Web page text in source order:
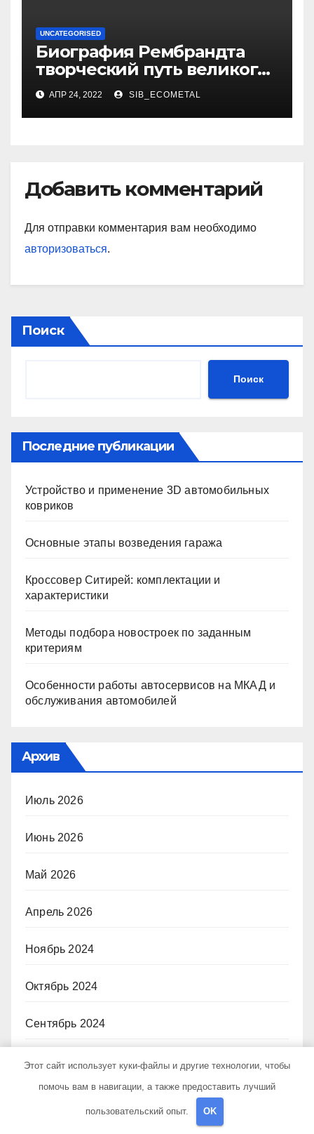
UNCATEGORISED
Биография Рембрандта
творческий путь великого
художника
АПР 24, 2022 SIB_ECOMETAL
Добавить комментарий
Для отправки комментария вам необходимо
авторизоваться.
Поиск
Поиск
Последние публикации
Устройство и применение 3D автомобильных
ковриков
Основные этапы возведения гаража
Кроссовер Ситирей: комплектации и
характеристики
Методы подбора новостроек по заданным
критериям
Особенности работы автосервисов на МКАД и
обслуживания автомобилей
Архив
Июль 2026
Июнь 2026
Май 2026
Апрель 2026
Ноябрь 2024
Октябрь 2024
Сентябрь 2024
Август 2024
Этот сайт использует куки-файлы и другие технологии, чтобы
помочь вам в навигации, а также предоставить лучший
пользовательский опыт. OK